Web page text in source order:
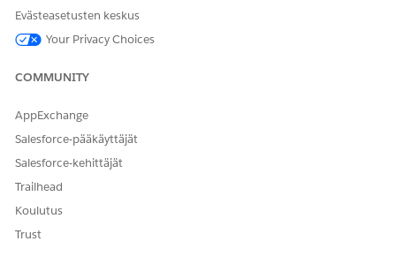
Evästeasetusten keskus
Your Privacy Choices
COMMUNITY
AppExchange
Salesforce-pääkäyttäjät
Salesforce-kehittäjät
Trailhead
Koulutus
Trust